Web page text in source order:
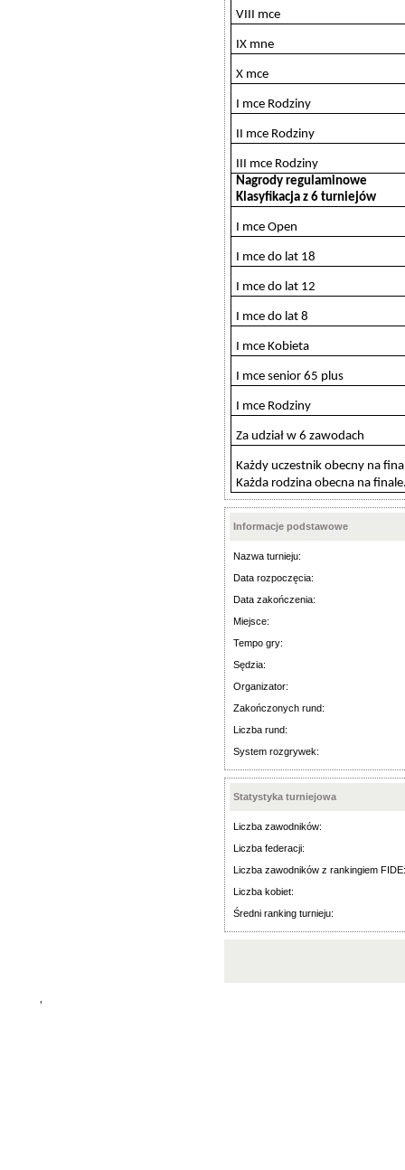
VIII mce
IX mne
X mce
I mce Rodziny
II mce Rodziny
III mce Rodziny
Nagrody regulaminowe
Klasyfikacja z 6 turniejów
I mce Open
I mce do lat 18
I mce do lat 12
I mce do lat 8
I mce Kobieta
I mce senior 65 plus
I mce Rodziny
Za udział w 6 zawodach
Każdy uczestnik obecny na
Każda rodzina obecna na
Informacje podstawowe
Nazwa turnieju:
Data rozpoczęcia:
Data zakończenia:
Miejsce:
Tempo gry:
Sędzia:
Organizator:
Zakończonych rund:
Liczba rund:
System rozgrywek:
Statystyka turniejowa
Liczba zawodników:
Liczba federacji:
Liczba zawodników z rankingiem FIDE:
Liczba kobiet:
Średni ranking turnieju:
'